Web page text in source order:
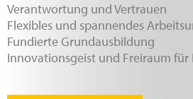
Verantwortung und Vertrauen
Flexibles und spannendes
Fundierte Grundausbildung
Innovationsgeist und Freiraum für